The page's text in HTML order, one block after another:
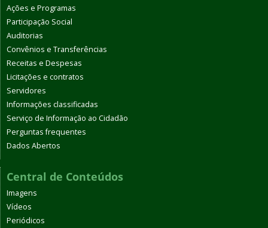
Ações e Programas
Participação Social
Auditorias
Convênios e Transferências
Receitas e Despesas
Licitações e contratos
Servidores
Informações classificadas
Serviço de Informação ao Cidadão
Perguntas frequentes
Dados Abertos
Central de Conteúdos
Imagens
Vídeos
Periódicos